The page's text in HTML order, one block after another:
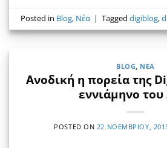
Posted in Blog, Νέα | Taggeddigiblog,
BLOG ΝΈΑ
Ανοδική η πορεία της
εννιάμηνο του
POSTED ON 22 ΝΟΕΜΒΡΊΟΥ,